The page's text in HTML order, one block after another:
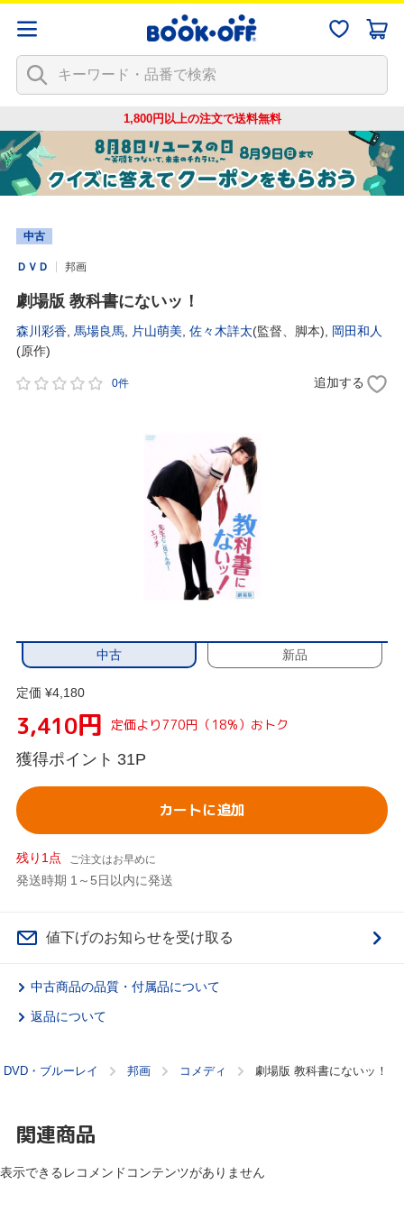
1,800円以上の注文で送料無料
中古
ＤＶＤ 邦画
劇場版 教科書にないッ！
森川彩香 馬場良馬 片山萌美 佐々木詳太(監督、脚本),
岡田和人
(原作)
0件 追加する
中古 新品
定価 ¥4,180
3,410円 定価より770円（18%）おトク
獲得ポイント 31P
カートに追加
残り1点 ご注文はお早めに
発送時期 1～5日以内に発送
値下げのお知らせを受け取る
中古商品の品質・付属品について
返品について
DVD・ブルーレイ 邦画 コメディ 劇場版 教科書にないッ！
関連商品
表示できるレコメンドコンテンツがありません